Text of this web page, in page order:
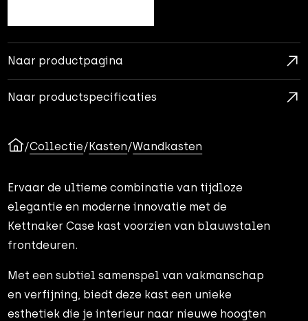
/Collectie/Kasten/Wandkasten
Ervaar de ultieme combinatie van tijdloze
elegantie en moderne innovatie met de
Kettnaker Case kast voorzien van blauwstalen
frontdeuren.
Met een subtiel samenspel van vakmanschap
en verfijning, biedt deze kast een unieke
esthetiek die je interieur naar nieuwe hoogten
Naar productpagina
Naar productspecificaties